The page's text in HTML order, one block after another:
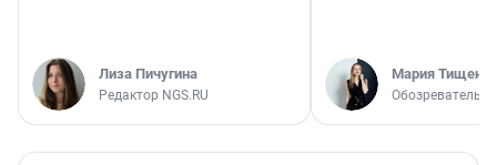
Лиза Пичугина
Редактор NGS.RU
Мария Тищенко
Обозреватель